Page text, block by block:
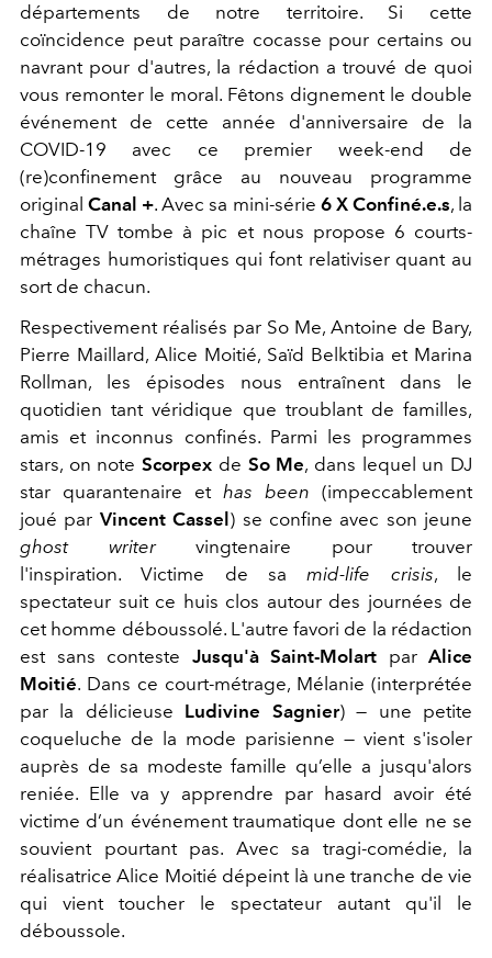
départements de notre territoire. Si cette
coïncidence peut paraître cocasse pour certains ou
navrant pour d'autres, la rédaction a trouvé de quoi
vous remonter le moral. Fêtons dignement le double
événement de cette année d'anniversaire de la
COVID-19 avec ce premier week-end de
(re)confinement grâce au nouveau programme
originalCanal +. Avec sa mini-série 6 X Confiné.e.s, la
chaîne TV tombe à pic et nous propose 6 courts-
métrages humoristiques qui font relativiser quant au
sort de chacun.
Respectivement réalisés par So Me, Antoine de Bary,
Pierre Maillard, Alice Moitié, Saïd Belktibia et Marina
Rollman, les épisodes nous entraînent dans le
quotidien tant véridique que troublant de familles,
amis et inconnus confinés. Parmi les programmes
stars, on noteScorpex de So Me, dans lequel un DJ
star quarantenaire et has been (impeccablement
joué par Vincent Cassel ) se confine avec son jeune
ghost writervingtenaire pour trouver
l'inspiration. Victime de samid-life crisis, le
spectateur suit ce huis clos autour des journées de
cet homme déboussolé. L'autre favori de la rédaction
est sans conteste Jusqu'à Saint-Molart par Alice
Moitié. Dans ce court-métrage, Mélanie (interprétée
par la délicieuse Ludivine Sagnier) — une petite
coqueluche de la mode parisienne — vient s'isoler
auprès de sa modeste famille qu’elle a jusqu'alors
reniée. Elle va y apprendre par hasard avoir été
victime d’un événement traumatique dont elle ne se
souvient pourtant pas. Avec sa tragi-comédie, la
réalisatrice Alice Moitié dépeint là une tranche de vie
qui vient toucher le spectateur autant qu'il le
déboussole.